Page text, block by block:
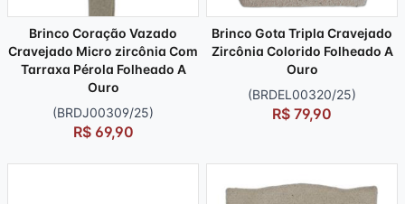
Brinco Coração Vazado
Cravejado Micro zircônia Com
Tarraxa Pérola Folheado A
Ouro
(BRDJ00309/25)
R$ 69,90
Brinco Gota Tripla Cravejado
Zircônia Colorido Folheado A
Ouro
(BRDEL00320/25)
R$ 79,90